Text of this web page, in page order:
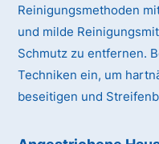
Reinigungsmethoden
und milde
Schmutz zu entfernen.
Techniken ein, um
beseitigen und